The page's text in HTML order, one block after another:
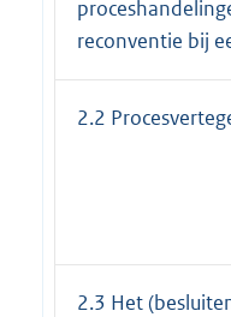
reconventie bij
2.2
2.3 Het